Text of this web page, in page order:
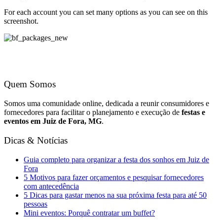
For each account you can set many options as you can see on this
screenshot.
Quem Somos
Somos uma comunidade online, dedicada a reunir consumidores e
fornecedores para facilitar o planejamento e execução de festas e
eventos em Juiz de Fora, MG.
Dicas & Notícias
Guia completo para organizar a festa dos sonhos em Juiz de
Fora
5 Motivos para fazer orçamentos e pesquisar fornecedores
com antecedência
5 Dicas para gastar menos na sua próxima festa para até 50
pessoas
Mini eventos: Porquê contratar um buffet?